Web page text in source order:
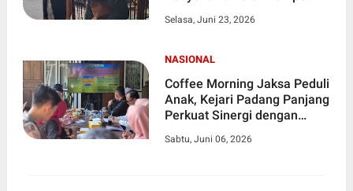
Selasa, Juni 23, 2026
NASIONAL
Coffee Morning Jaksa Peduli
Anak, Kejari Padang Panjang
Perkuat Sinergi dengan
Setempat
Sabtu, Juni 06, 2026